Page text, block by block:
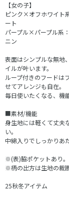
【女の子】
ピンク×オフホワイト
ート
パープル×パープル系
ニン
表面はシンプルな無地
イルが叶います。
ループ付きのフードは
せてアレンジも自在。
毎日使いたくなる、機
■素材/機能
身生地には軽くて丈夫
い。
中綿入りでしっかりあ
※(表)脇ポケットあり。
※柄の出方は生地の裁
25秋冬アイテム